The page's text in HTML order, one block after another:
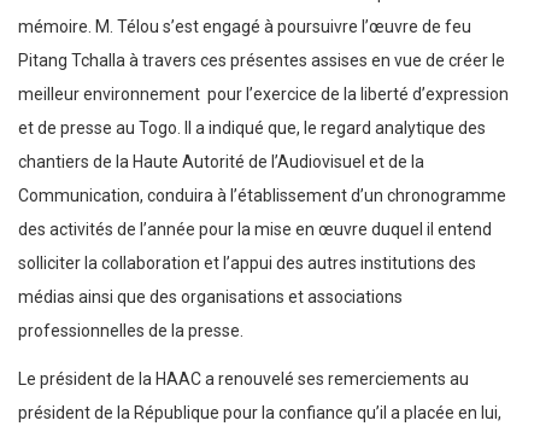
mémoire. M. Télou s’est engagé à poursuivre l’œuvre de feu
Pitang Tchalla à travers ces présentes assises en vue de créer le
meilleur environnement pour l’exercice de la liberté d’expression
et de presse au Togo. Il a indiqué que, le regard analytique des
chantiers de la Haute Autorité de l’Audiovisuel et de la
Communication, conduira à l’établissement d’un chronogramme
des activités de l’année pour la mise en œuvre duquel il entend
solliciter la collaboration et l’appui des autres institutions des
médias ainsi que des organisations et associations
professionnelles de la presse.
Le président de la HAAC a renouvelé ses remerciements au
président de la République pour la confiance qu’il a placée en lui,